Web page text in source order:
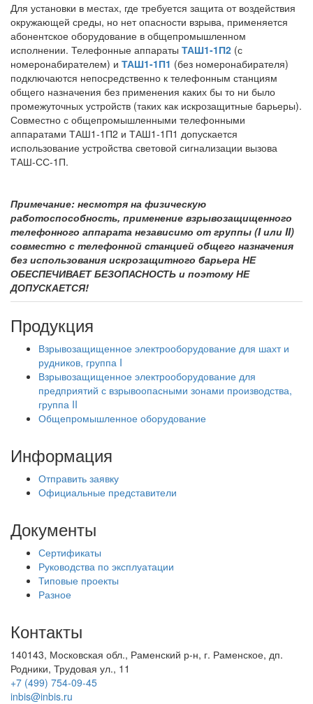
Для установки в местах, где требуется защита от воздействия
окружающей среды, но нет опасности взрыва, применяется
абонентское оборудование в общепромышленном
исполнении. Телефонные аппараты ТАШ1-1П2 (с
номеронабирателем) и ТАШ1-1П1 (без номеронабирателя)
подключаются непосредственно к телефонным станциям
общего назначения без применения каких бы то ни было
промежуточных устройств (таких как искрозащитные барьеры).
Совместно с общепромышленными телефонными
аппаратами ТАШ1-1П2 и ТАШ1-1П1 допускается
использование устройства световой сигнализации вызова
ТАШ-СС-1П.
Примечание: несмотря на физическую
работоспособность, применение взрывозащищенного
телефонного аппарата независимо от группы (I или II)
совместно с телефонной станцией общего назначения
без использования искрозащитного барьера НЕ
ОБЕСПЕЧИВАЕТ БЕЗОПАСНОСТЬ и поэтому НЕ
ДОПУСКАЕТСЯ!
Продукция
Взрывозащищенное электрооборудование для шахт и
рудников, группа I
Взрывозащищенное электрооборудование для
предприятий с взрывоопасными зонами производства,
группа II
Общепромышленное оборудование
Информация
Отправить заявку
Официальные представители
Документы
Сертификаты
Руководства по эксплуатации
Типовые проекты
Разное
Контакты
140143, Московская обл., Раменский р-н, г. Раменское, дп.
Родники, Трудовая ул., 11
+7 (499) 754-09-45
inbis@inbis.ru